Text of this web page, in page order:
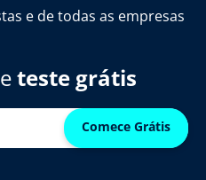
e de todas as empresas
teste grátis
Comece Grátis